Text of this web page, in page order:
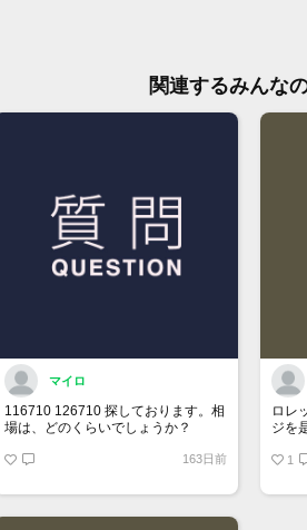
関連するみんな
マイロ
116710 126710 探しております。相
場は、どのくらいでしょうか？
163日前
ロレ
ジを
1